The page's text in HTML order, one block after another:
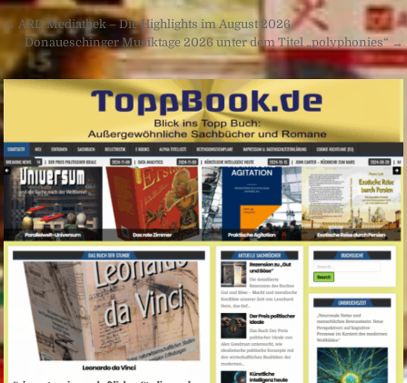
Beitragsnavigation
← ARD Mediathek – Die Highlights im August 2026
Donaueschinger Musiktage 2026 unter dem Titel „polyphonies“ →